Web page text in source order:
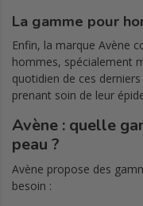
La gamme pour
Enfin, la marque Avène
hommes, spécialement
quotidien de ces
prenant soin de leur
Avène : quelle
peau ?
Avène propose des
besoin :